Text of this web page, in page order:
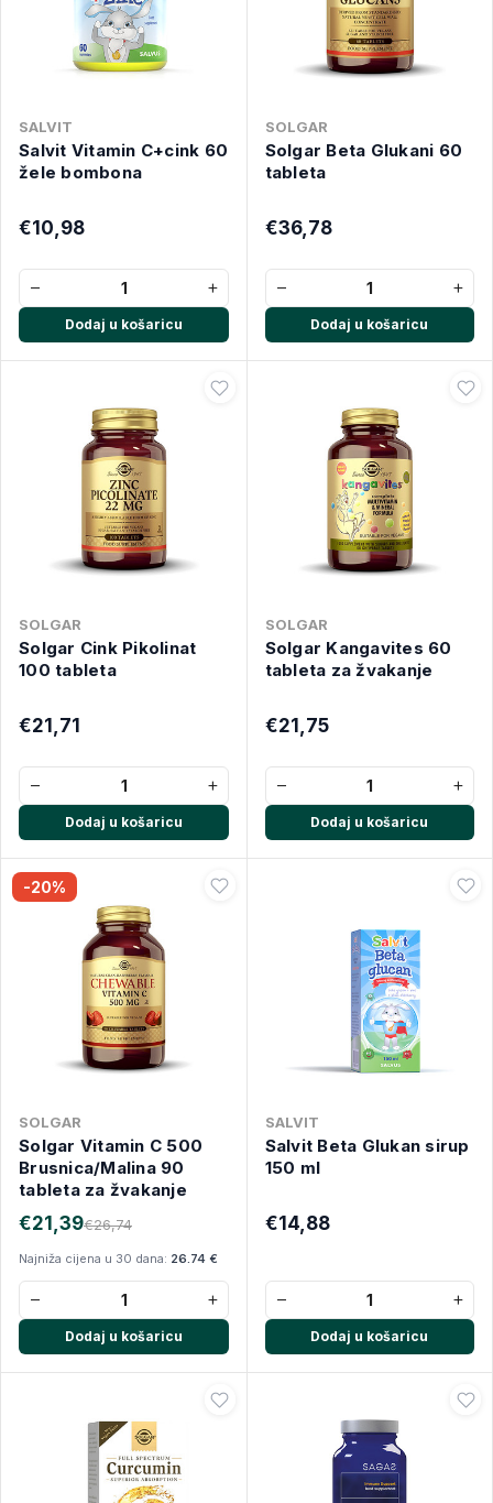
SALVIT
Salvit Vitamin C+cink 60
žele bombona
€10,98
− +
Dodaj u košaricu
SOLGAR
Solgar Beta Glukani 60
tableta
€36,78
− +
Dodaj u košaricu
SOLGAR
Solgar Cink Pikolinat
100 tableta
€21,71
− +
Dodaj u košaricu
SOLGAR
Solgar Kangavites 60
tableta za žvakanje
€21,75
− +
Dodaj u košaricu
-20%
SOLGAR
Solgar Vitamin C 500
Brusnica/Malina 90
tableta za žvakanje
€26,74
€21,39
Najniža cijena u 30 dana: 26.74 €
− +
Dodaj u košaricu
SALVIT
Salvit Beta Glukan sirup
150 ml
€14,88
− +
Dodaj u košaricu